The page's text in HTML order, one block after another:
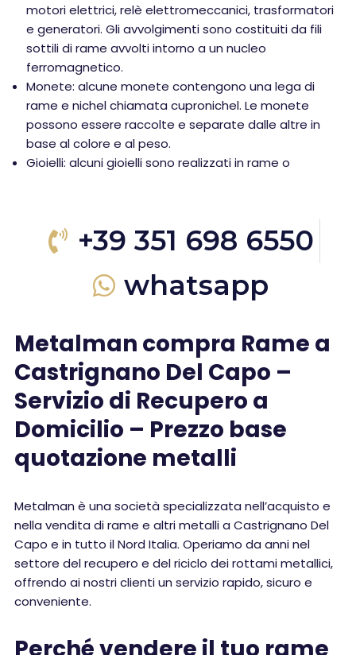
motori elettrici, relè elettromeccanici, trasformatori
e generatori. Gli avvolgimenti sono costituiti da fili
sottili di rame avvolti intorno a un nucleo
ferromagnetico.
Monete: alcune monete contengono una lega di
rame e nichel chiamata cupronichel. Le monete
possono essere raccolte e separate dalle altre in
base al colore e al peso.
Gioielli: alcuni gioielli sono realizzati in rame o
+39 351 698 6550
whatsapp
Metalman compra Rame a
Castrignano Del Capo –
Servizio di Recupero a
Domicilio – Prezzo base
quotazione metalli
Metalman è una società specializzata nell’acquisto e
nella vendita di rame e altri metalli a Castrignano Del
Capo e in tutto il Nord Italia. Operiamo da anni nel
settore del recupero e del riciclo dei rottami metallici,
offrendo ai nostri clienti un servizio rapido, sicuro e
conveniente.